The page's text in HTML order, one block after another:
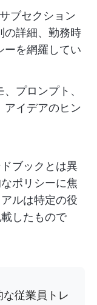
ブセクション
の詳細、勤務時
ーを網羅してい
プロンプト、
アイデアのヒン
ブックとは異
ポリシーに焦
ルは特定の役
したもので
従業員トレ